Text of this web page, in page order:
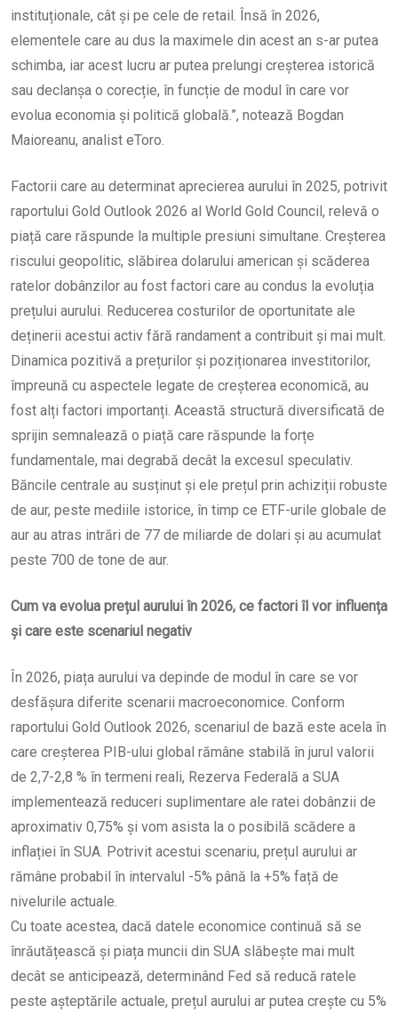
instituționale, cât și pe cele de retail. Însă în 2026,
elementele care au dus la maximele din acest an s-ar putea
schimba, iar acest lucru ar putea prelungi creșterea istorică
sau declanșa o corecție, în funcție de modul în care vor
evolua economia și politică globală.”, notează Bogdan
Maioreanu, analist eToro.
Factorii care au determinat aprecierea aurului în 2025, potrivit
raportului Gold Outlook 2026 al World Gold Council, relevă o
piață care răspunde la multiple presiuni simultane. Creșterea
riscului geopolitic, slăbirea dolarului american și scăderea
ratelor dobânzilor au fost factori care au condus la evoluția
prețului aurului. Reducerea costurilor de oportunitate ale
deținerii acestui activ fără randament a contribuit și mai mult.
Dinamica pozitivă a prețurilor și poziționarea investitorilor,
împreună cu aspectele legate de creșterea economică, au
fost alți factori importanți. Această structură diversificată de
sprijin semnalează o piață care răspunde la forțe
fundamentale, mai degrabă decât la excesul speculativ.
Băncile centrale au susținut și ele prețul prin achiziții robuste
de aur, peste mediile istorice, în timp ce ETF-urile globale de
aur au atras intrări de 77 de miliarde de dolari și au acumulat
peste 700 de tone de aur.
Cum va evolua prețul aurului în 2026, ce factori îl vor influența
și care este scenariul negativ
În 2026, piața aurului va depinde de modul în care se vor
desfășura diferite scenarii macroeconomice. Conform
raportului Gold Outlook 2026, scenariul de bază este acela în
care creșterea PIB-ului global rămâne stabilă în jurul valorii
de 2,7-2,8 % în termeni reali, Rezerva Federală a SUA
implementează reduceri suplimentare ale ratei dobânzii de
aproximativ 0,75% și vom asista la o posibilă scădere a
inflației în SUA. Potrivit acestui scenariu, prețul aurului ar
rămâne probabil în intervalul -5% până la +5% față de
nivelurile actuale.
Cu toate acestea, dacă datele economice continuă să se
înrăutățească și piața muncii din SUA slăbește mai mult
decât se anticipează, determinând Fed să reducă ratele
peste așteptările actuale, prețul aurului ar putea crește cu 5%